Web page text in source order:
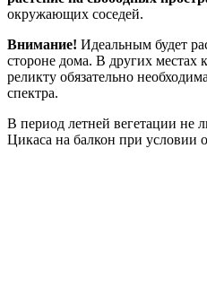
окружающих соседей.
Внимание! Идеальным будет
стороне дома. В других
реликту обязательно
спектра.
В период летней вегетации не
Цикаса на балкон при условии